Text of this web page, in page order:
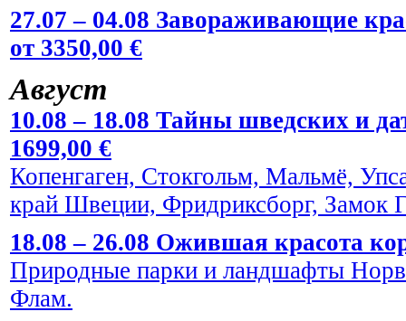
27.07 – 04.08 Завораживающие
от 3350,00 €
Август
10.08 – 18.08 Тайны шведских и
1699,00 €
Копенгаген, Стокгольм, Мальмё,
край Швеции, Фридриксборг, Замок
18.08 – 26.08 Ожившая красота
Природные парки и ландшафты
Флам.